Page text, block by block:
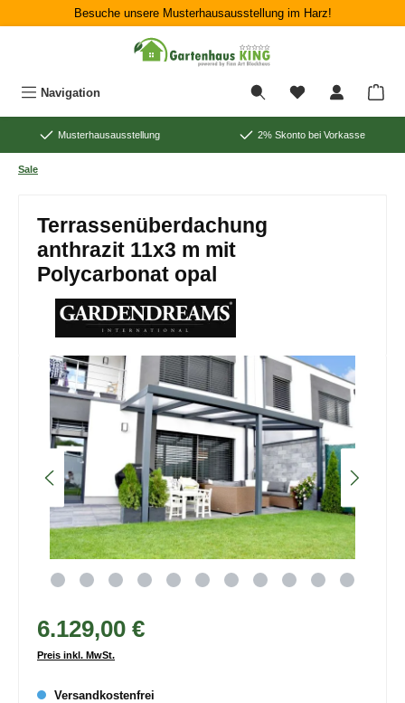
Zum Hauptinhalt springenBesuche unsere Musterhausausstellung im Harz!
Navigation
Musterhausausstellung 2% Skonto bei Vorkasse
Sale
Terrassenüberdachung
anthrazit 11x3 m mit
Polycarbonat opal
Bildergalerie überspringen
6.129,00 €
Preis inkl. MwSt.
Versandkostenfrei